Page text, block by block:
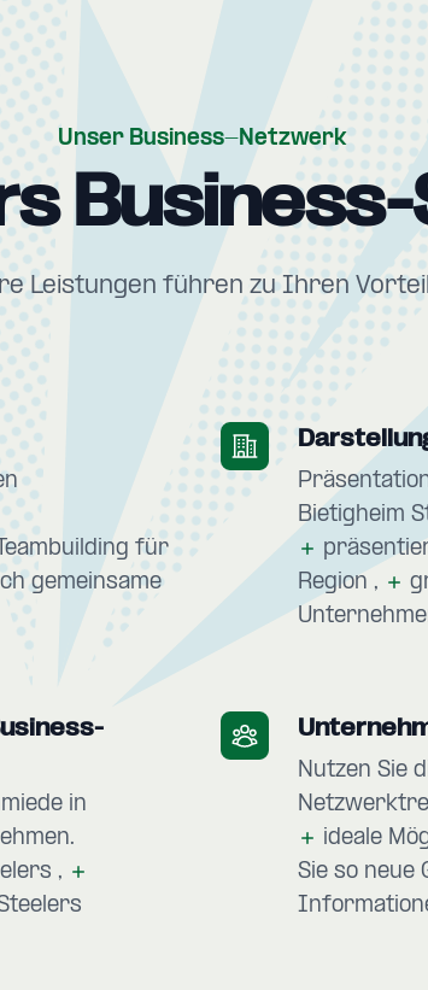
Unser Business-Netzwerk
Leistungen führen zu Ihren
für
gemeinsame
Bietigheim
Region
in
Nutzen Sie
ideale
Sie so neue